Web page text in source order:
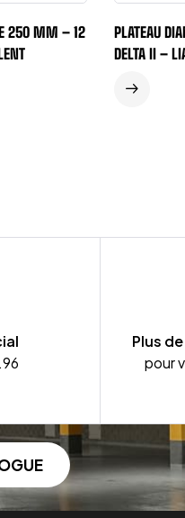
250 MM – 12
PLATEAU
DELTA II –
Plus
pour